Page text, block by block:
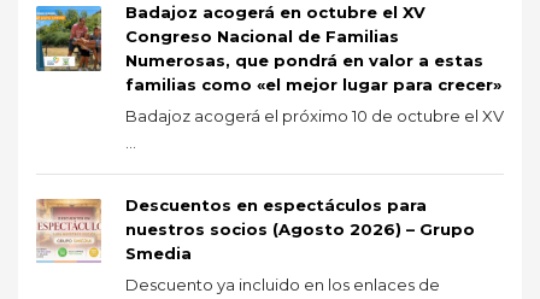
Badajoz acogerá en octubre el XV
Congreso Nacional de Familias
Numerosas, que pondrá en valor a estas
familias como «el mejor lugar para crecer»
Badajoz acogerá el próximo 10 de octubre el XV
Descuentos en espectáculos para
nuestros socios (Agosto 2026) – Grupo
Smedia
Descuento ya incluido en los enlaces de